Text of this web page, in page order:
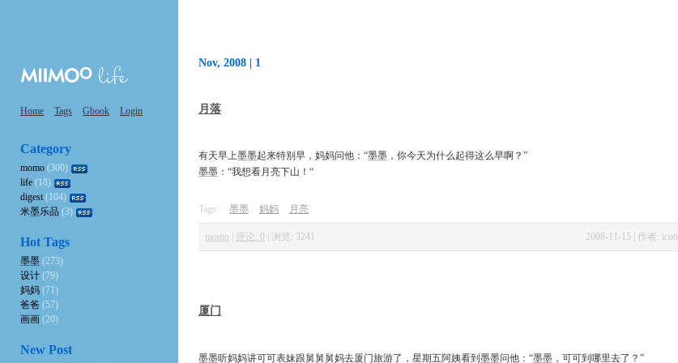
Home Tags Gbook Login
Nov, 2008 | 1
月落
有天早上墨墨起来特别早，妈妈问他：“墨墨，你今天为什么起得这么早啊？”
墨墨：“我想看月亮下山！“
Tags: 墨墨 妈妈 月亮
2008-11-15 | 作者: icon
momo 评论: 0 浏览: 3241
厦门
墨墨听妈妈讲可可表妹跟舅舅舅妈去厦门旅游了，星期五阿姨看到墨墨问他：“墨墨，可可到哪里去了？”
Category
momo (300)
life (18)
digest(104)
米墨乐品 (3)
Hot Tags
墨墨 (273)
设计 (79)
妈妈 (71)
爸爸 (57)
画画 (20)
New Post